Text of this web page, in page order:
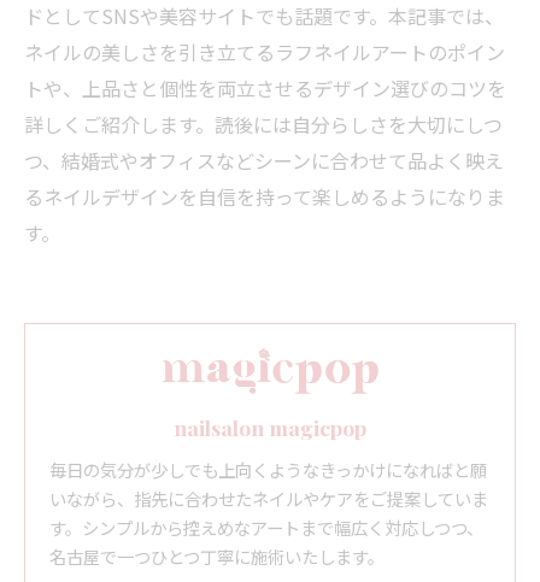
ドとしてSNSや美容サイトでも話題です。本記事では、
ネイルの美しさを引き立てるラフネイルアートのポイン
トや、上品さと個性を両立させるデザイン選びのコツを
詳しくご紹介します。読後には自分らしさを大切にしつ
つ、結婚式やオフィスなどシーンに合わせて品よく映え
るネイルデザインを自信を持って楽しめるようになりま
す。
nailsalon magicpop
毎日の気分が少しでも上向くようなきっかけになればと願
いながら、指先に合わせたネイルやケアをご提案していま
す。シンプルから控えめなアートまで幅広く対応しつつ、
名古屋で一つひとつ丁寧に施術いたします。